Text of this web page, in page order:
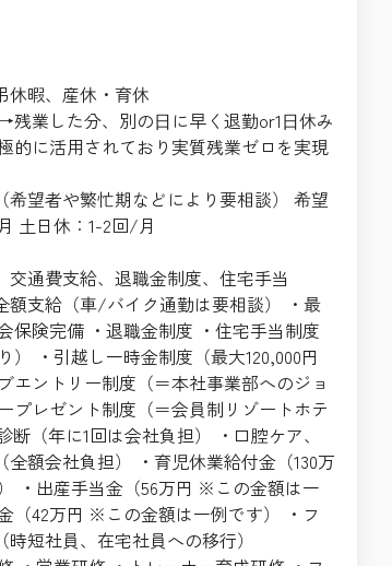
休暇、産休・育休
業した分、別の⽇に早く退勤or1⽇休み
的に活用されており実質残業ゼロを実現
望者や繁忙期などにより要相談） 希望
土日休：1-2回/月
通費支給、退職金制度、住宅手当
額支給（車/バイク通勤は要相談） ・最
保険完備 ・退職金制度 ・住宅手当制度
） ・引越し一時金制度（最大120,000円
エントリー制度（＝本社事業部へのジョ
プレゼント制度（＝会員制リゾートホテ
（年に1回は会社負担） ・口腔ケア、
額会社負担） ・育児休業給付金（130万
・出産手当金（56万円 ※この金額は一
（42万円 ※この金額は一例です） ・フ
短社員、在宅社員への移行）